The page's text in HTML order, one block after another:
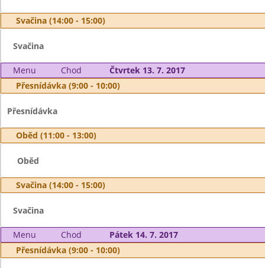
Svačina (14:00 - 15:00)
Svačina
Menu Chod
Čtvrtek 13. 7. 2017
Přesnídávka (9:00 - 10:00)
Přesnídávka
Oběd (11:00 - 13:00)
Oběd
Svačina (14:00 - 15:00)
Svačina
Menu Chod
Pátek 14. 7. 2017
Přesnídávka (9:00 - 10:00)